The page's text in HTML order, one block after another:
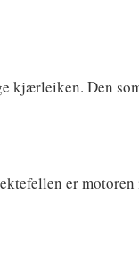
kjærleiken. Den
er